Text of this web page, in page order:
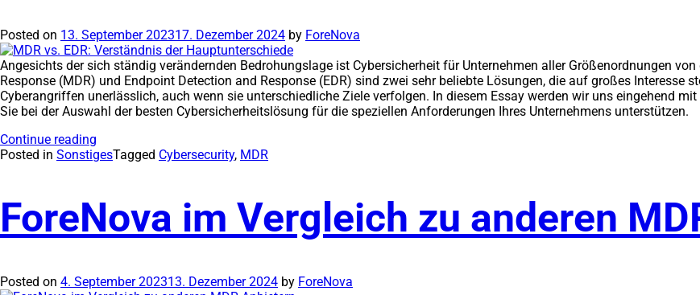
Posted on 13. September 202317. Dezember 2024 by ForeNova
Angesichts der sich ständig verändernden Bedrohungslage ist Cybersicherheit für Unternehmen aller Größenordnungen
Response (MDR) und Endpoint Detection and Response (EDR) sind zwei sehr beliebte Lösungen, die auf großes Interesse
Cyberangriffen unerlässlich, auch wenn sie unterschiedliche Ziele verfolgen. In diesem Essay werden wir uns eingehend
Sie bei der Auswahl der besten Cybersicherheitslösung für die speziellen Anforderungen Ihres Unternehmens unterstützen.
Continue reading
Posted in SonstigesTagged Cybersecurity, MDR
ForeNova im Vergleich zu anderen
Posted on 4. September 202313. Dezember 2024 by ForeNova